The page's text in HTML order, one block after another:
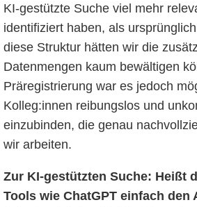
KI-gestützte Suche viel mehr
identifiziert haben, als
diese Struktur hätten wir die
Datenmengen kaum bewältigen
Präregistrierung war es jedoch
Kolleg:innen reibungslos und
einzubinden, die genau
wir arbeiten.
Zur KI-gestützten Suche: Heißt
Tools wie ChatGPT einfach den